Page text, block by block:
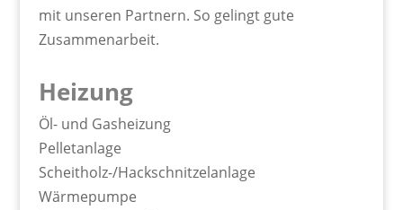
mit unseren Partnern. So gelingt gute
Zusammenarbeit.
Heizung
Öl- und Gasheizung
Pelletanlage
Scheitholz-/Hackschnitzelanlage
Wärmepumpe